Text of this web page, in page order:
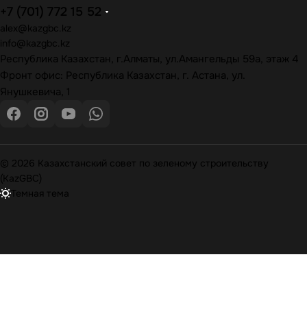
+7 (701) 772 15 52
alex@kazgbc.kz
info@kazgbc.kz
Республика Казахстан, г.Алматы, ул.Амангельды 59а, этаж 4
Фронт офис: Республика Казахстан, г. Астана, ул.
Янушкевича, 1
© 2026 Казахстанский совет по зеленому строительству
(KazGBC)
Темная тема